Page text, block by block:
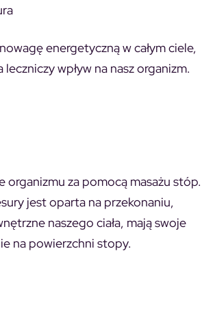
energetyczną w całym ciele,
wpływ na nasz organizm.
organizmu za pomocą masażu stóp.
jest oparta na przekonaniu,
naszego ciała, mają swoje
na powierzchni stopy.